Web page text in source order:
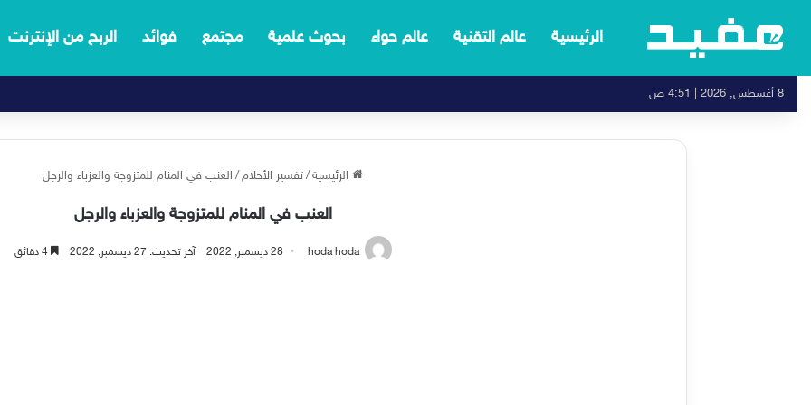
الرئيسية عالم التقنية عالم حواء بحوث علمية مجتمع فوائد الربح من الإنترنت
8 أغسطس, 2026 | 4:51 ص
الرئيسية/تفسير الأحلام/ العنب في المنام للمتزوجة والعزباء والرجل
العنب في المنام للمتزوجة والعزباء والرجل
hoda hoda 28 ديسمبر, 2022 آخر تحديث: 27 ديسمبر, 2022 4 دقائق